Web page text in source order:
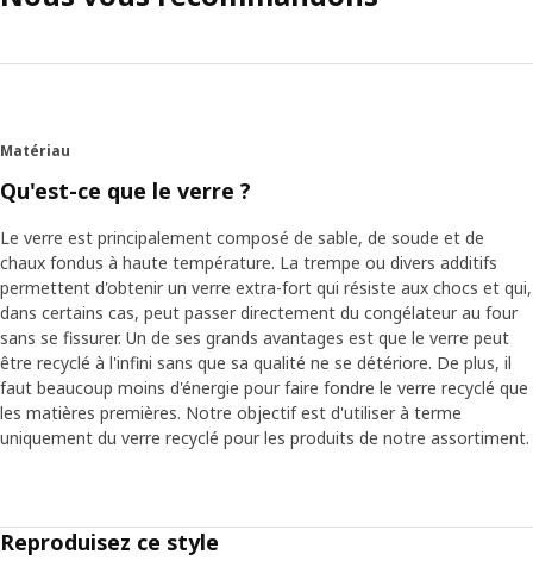
Matériau
Qu'est-ce que le verre ?
Le verre est principalement composé de sable, de soude et de
chaux fondus à haute température. La trempe ou divers additifs
permettent d'obtenir un verre extra-fort qui résiste aux chocs et qui,
dans certains cas, peut passer directement du congélateur au four
sans se fissurer. Un de ses grands avantages est que le verre peut
être recyclé à l'infini sans que sa qualité ne se détériore. De plus, il
faut beaucoup moins d'énergie pour faire fondre le verre recyclé que
les matières premières. Notre objectif est d'utiliser à terme
uniquement du verre recyclé pour les produits de notre assortiment.
Reproduisez ce style